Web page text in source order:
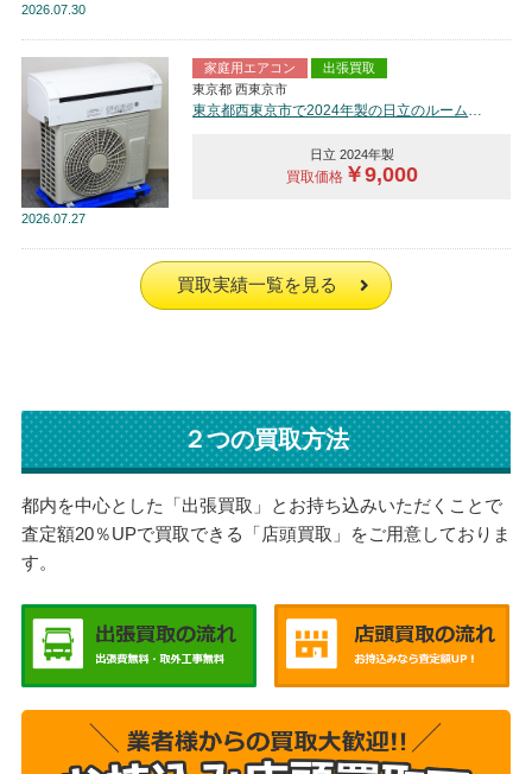
2026 07.30
2026 07.27
家庭用エアコン
出張買取
東京都 西東京市
東京都西東京市で2024年製の日立のルームエアコン【中古品】を買取しました。
日立 2024年製
買取価格￥9,000
買取実績一覧を見る
２つの買取方法
都内を中心とした「出張買取」とお持ち込みいただくことで
査定額20％UPで買取できる「店頭買取」をご用意しておりま
す。